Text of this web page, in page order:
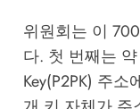
위원회는 이
다. 첫 번째는
Key(P2PK) 주